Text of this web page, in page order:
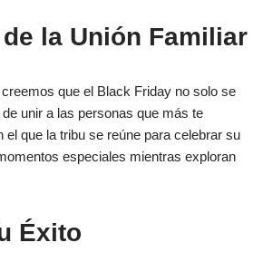
la Unión Familiar
que el Black Friday no solo se
unir a las personas que más te
el que la tribu se reúne para celebrar su
especiales mientras exploran
Éxito